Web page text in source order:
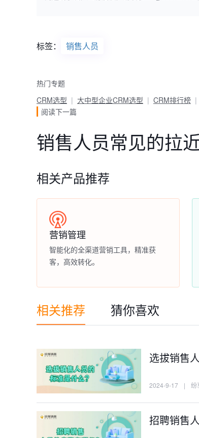
标签： 销售人员
热门专题
CRM选型
大中型企业CRM选型 CRM排行榜
阅读下一篇
销售人员常见的拉
相关产品推荐
营销管理
智能化的全渠道营销工具，精准获
客，高效转化。
相关推荐 猜你喜欢
选拔销售
2024-9-17 | 纷
招聘销售